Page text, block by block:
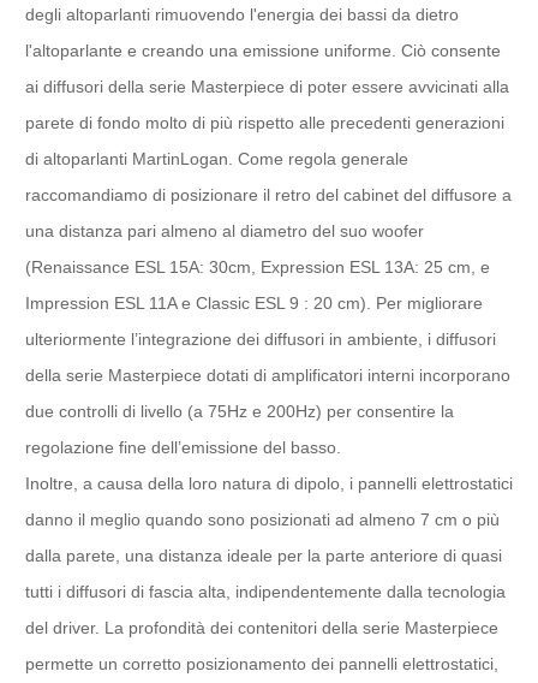
degli altoparlanti rimuovendo l'energia dei bassi da dietro
l'altoparlante e creando una emissione uniforme. Ciò consente
ai diffusori della serie Masterpiece di poter essere avvicinati alla
parete di fondo molto di più rispetto alle precedenti generazioni
di altoparlanti MartinLogan. Come regola generale
raccomandiamo di posizionare il retro del cabinet del diffusore a
una distanza pari almeno al diametro del suo woofer
(Renaissance ESL 15A: 30cm, Expression ESL 13A: 25 cm, e
Impression ESL 11A e Classic ESL 9 : 20 cm). Per migliorare
ulteriormente l’integrazione dei diffusori in ambiente, i diffusori
della serie Masterpiece dotati di amplificatori interni incorporano
due controlli di livello (a 75Hz e 200Hz) per consentire la
regolazione fine dell’emissione del basso.
Inoltre, a causa della loro natura di dipolo, i pannelli elettrostatici
danno il meglio quando sono posizionati ad almeno 7 cm o più
dalla parete, una distanza ideale per la parte anteriore di quasi
tutti i diffusori di fascia alta, indipendentemente dalla tecnologia
del driver. La profondità dei contenitori della serie Masterpiece
permette un corretto posizionamento dei pannelli elettrostatici,